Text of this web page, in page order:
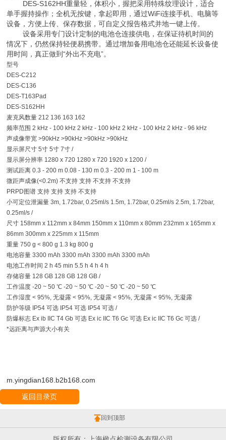
DES-S162HH重量轻，体积小，握把采用特殊纹理设计，适合
单手握持操作；全机无按键，拿起即用，通过WiFi连接手机、电脑等
设备，方便上传、保存数据，可自定义报告格式并地一键上传。
设备采用专门设计定制的电池仓连接供电，在保证待机时间的
情况下，仍然保持轻便易携带。通过增加备用电池仓还能延长设备使
用时间，真正做到“外出不充电”。
型号
DES-C212
DES-C136
DES-T163Pad
DES-S162HH
麦克风数量 212 136 163 162
频率范围 2 kHz - 100 kHz 2 kHz - 100 kHz 2 kHz - 100 kHz 2 kHz - 96 kHz
声成像带宽 >90kHz >90kHz >90kHz >90kHz
显示屏尺寸 5寸 5寸 7寸 /
显示屏分辨率 1280 x 720 1280 x 720 1920 x 1200 /
测试距离 0.3 - 200 m 0.08 - 130 m 0.3 - 200 m 1 - 100 m
微距声成像(<0.2m) 不支持 支持 不支持 不支持
PRPD图谱 支持 支持 支持 不支持
小可定位泄漏量 3m, 1.72bar, 0.25ml/s 1.5m, 1.72bar, 0.25ml/s 2.5m, 1.72bar,
0.25ml/s /
尺寸 158mm x 112mm x 84mm 150mm x 110mm x 80mm 232mm x 165mm x
86mm 300mm x 225mm x 115mm
重量 750 g < 800 g 1.3 kg 800 g
电池容量 3300 mAh 3300 mAh 3300 mAh 3300 mAh
电池工作时间 2 h 45 min 5.5 h 4 h 4 h
存储容量 128 GB 128 GB 128 GB /
工作温度 -20 ~ 50 ℃ -20 ~ 50 ℃ -20 ~ 50 ℃ -20 ~ 50 ℃
工作湿度 < 95%, 无凝露 < 95%, 无凝露 < 95%, 无凝露 < 95%, 无凝露
防护等级 IP54 可选 IP54 可选 IP54 可选 /
防爆标志 Ex ib IIC T4 Gb 可选 Ex ic IIC T6 Gc 可选 Ex ic IIC T6 Gc 可选 /
*远距离与声源大小有关
m.yingdian168.b2b168.com
返回目录页
回到顶部